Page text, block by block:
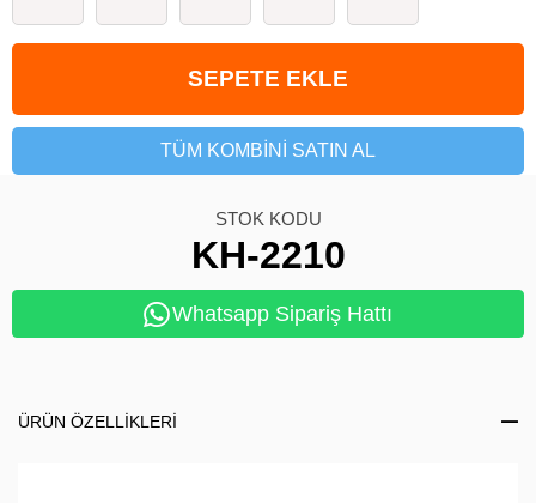
TÜM KOMBINI SATIN AL
STOK KODU
KH-2210
Whatsapp Sipariş Hattı
ÜRÜN ÖZELLIKLERI